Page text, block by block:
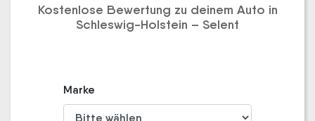
Kostenlose Bewertung zu deinem Auto in
Schleswig-Holstein – Selent
Marke